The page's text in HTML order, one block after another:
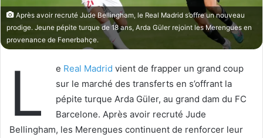
o
u
r
r
l
Après avoir recruté Jude Bellingham, le Real Madrid s’offre un nouveau
prodige. Jeune pépite turque de 18 ans, Arda Güler rejoint les Merengues en
provenance de Fenerbahçe.
L e Real Madrid vient de frapper un grand coup
sur le marché des transferts en s’offrant la
pépite turque Arda Güler, au grand dam du FC
Barcelone. Après avoir recruté Jude
Bellingham, les Merengues continuent de renforcer leur